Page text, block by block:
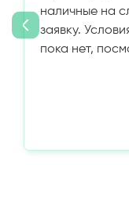
наличные на
заявку.
пока нет,